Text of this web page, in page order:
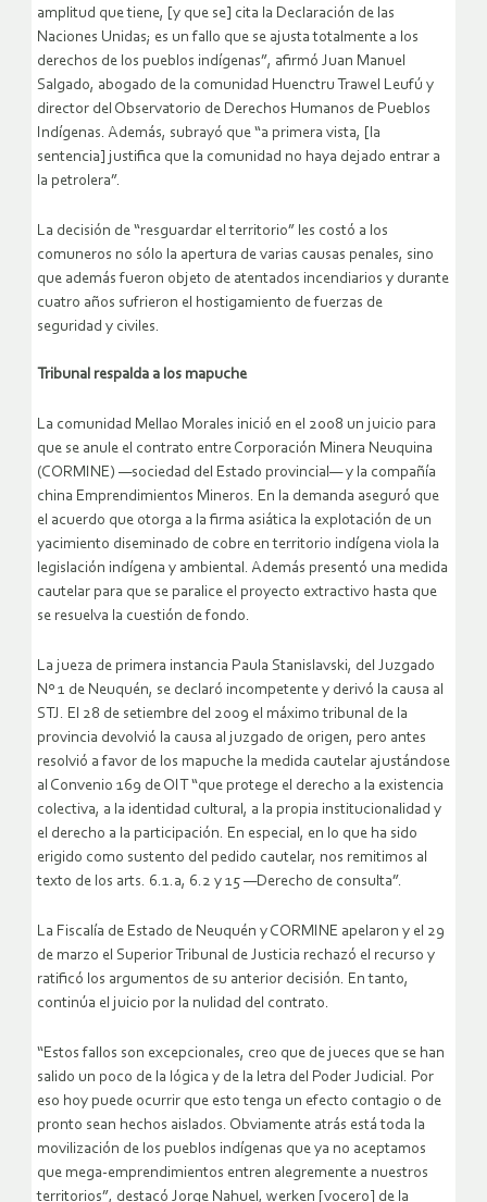
amplitud que tiene, [y que se] cita la Declaración de las
Naciones Unidas; es un fallo que se ajusta totalmente a los
derechos de los pueblos indígenas”, afirmó Juan Manuel
Salgado, abogado de la comunidad Huenctru Trawel Leufú y
director del Observatorio de Derechos Humanos de Pueblos
Indígenas. Además, subrayó que “a primera vista, [la
sentencia] justifica que la comunidad no haya dejado entrar a
la petrolera”.
La decisión de “resguardar el territorio” les costó a los
comuneros no sólo la apertura de varias causas penales, sino
que además fueron objeto de atentados incendiarios y durante
cuatro años sufrieron el hostigamiento de fuerzas de
seguridad y civiles.
Tribunal respalda a los mapuche
La comunidad Mellao Morales inició en el 2008 un juicio para
que se anule el contrato entre Corporación Minera Neuquina
(CORMINE) —sociedad del Estado provincial— y la compañía
china Emprendimientos Mineros. En la demanda aseguró que
el acuerdo que otorga a la firma asiática la explotación de un
yacimiento diseminado de cobre en territorio indígena viola la
legislación indígena y ambiental. Además presentó una medida
cautelar para que se paralice el proyecto extractivo hasta que
se resuelva la cuestión de fondo.
La jueza de primera instancia Paula Stanislavski, del Juzgado
Nº 1 de Neuquén, se declaró incompetente y derivó la causa al
STJ. El 28 de setiembre del 2009 el máximo tribunal de la
provincia devolvió la causa al juzgado de origen, pero antes
resolvió a favor de los mapuche la medida cautelar ajustándose
al Convenio 169 de OIT “que protege el derecho a la existencia
colectiva, a la identidad cultural, a la propia institucionalidad y
el derecho a la participación. En especial, en lo que ha sido
erigido como sustento del pedido cautelar, nos remitimos al
texto de los arts. 6.1.a, 6.2 y 15 —Derecho de consulta”.
La Fiscalía de Estado de Neuquén y CORMINE apelaron y el 29
de marzo el Superior Tribunal de Justicia rechazó el recurso y
ratificó los argumentos de su anterior decisión. En tanto,
continúa el juicio por la nulidad del contrato.
“Estos fallos son excepcionales, creo que de jueces que se han
salido un poco de la lógica y de la letra del Poder Judicial. Por
eso hoy puede ocurrir que esto tenga un efecto contagio o de
pronto sean hechos aislados. Obviamente atrás está toda la
movilización de los pueblos indígenas que ya no aceptamos
que mega-emprendimientos entren alegremente a nuestros
territorios”, destacó Jorge Nahuel, werken [vocero] de la